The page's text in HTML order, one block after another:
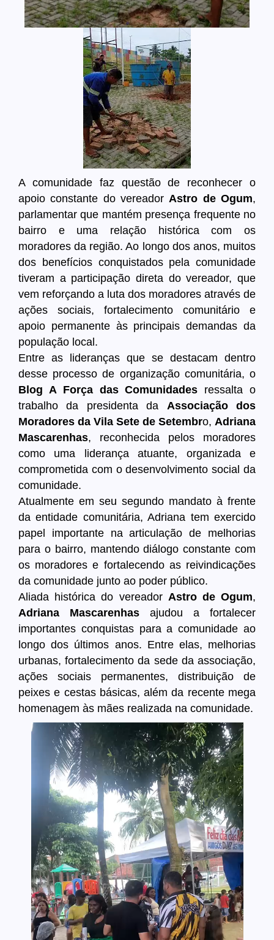
A comunidade faz questão de reconhecer o
apoio constante do vereador Astro de Ogum,
parlamentar que mantém presença frequente no
bairro e uma relação histórica com os
moradores da região. Ao longo dos anos, muitos
dos benefícios conquistados pela comunidade
tiveram a participação direta do vereador, que
vem reforçando a luta dos moradores através de
ações sociais, fortalecimento comunitário e
apoio permanente às principais demandas da
população local.
Entre as lideranças que se destacam dentro
desse processo de organização comunitária, o
Blog A Força das Comunidades ressalta o
trabalho da presidenta da Associação dos
Moradores da Vila Sete de Setembro, Adriana
Mascarenhas, reconhecida pelos moradores
como uma liderança atuante, organizada e
comprometida com o desenvolvimento social da
comunidade.
Atualmente em seu segundo mandato à frente
da entidade comunitária, Adriana tem exercido
papel importante na articulação de melhorias
para o bairro, mantendo diálogo constante com
os moradores e fortalecendo as reivindicações
da comunidade junto ao poder público.
Aliada histórica do vereador Astro de Ogum,
Adriana Mascarenhas ajudou a fortalecer
importantes conquistas para a comunidade ao
longo dos últimos anos. Entre elas, melhorias
urbanas, fortalecimento da sede da associação,
ações sociais permanentes, distribuição de
peixes e cestas básicas, além da recente mega
homenagem às mães realizada na comunidade.